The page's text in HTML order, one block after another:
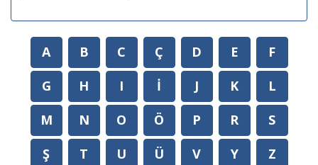
A B C Ç D E
F
G
H I İ J K
L
M
N O Ö P R
S
Ş
T U Ü V Y Z